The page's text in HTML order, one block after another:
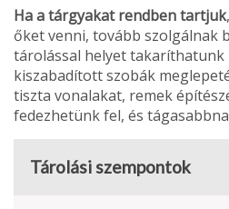
Ha a tárgyakat rendben tartjuk
őket venni, tovább szol­gálnak
tárolással helyet takaríthatunk
kiszabadított szobák
tiszta vonalakat, remek
fedezhetünk fel, és
Tárolási szempontok